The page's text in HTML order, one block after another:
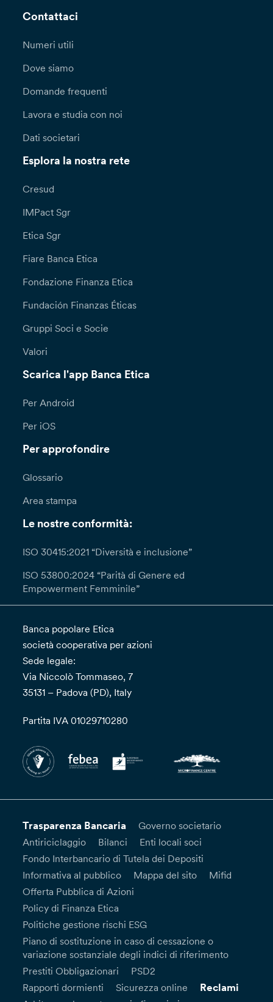
Contattaci
Numeri utili
Dove siamo
Domande frequenti
Lavora e studia con noi
Dati societari
Esplora la nostra rete
Cresud
IMPact Sgr
Etica Sgr
Fiare Banca Etica
Fondazione Finanza Etica
Fundación Finanzas Éticas
Gruppi Soci e Socie
Valori
Scarica l'app Banca Etica
Per Android
Per iOS
Per approfondire
Glossario
Area stampa
Le nostre conformità:
ISO 30415:2021 “Diversità e inclusione”
ISO 53800:2024 “Parità di Genere ed
Empowerment Femminile”
Banca popolare Etica
società cooperativa per azioni
Sede legale:
Via Niccolò Tommaseo, 7
35131 – Padova (PD), Italy
Partita IVA 01029710280
Trasparenza Bancaria
Governo societario
Antiriciclaggio
Bilanci
Enti locali soci
Fondo Interbancario di Tutela dei Depositi
Informativa al pubblico
Mappa del sito
Mifid
Offerta Pubblica di Azioni
Policy di Finanza Etica
Politiche gestione rischi ESG
Piano di sostituzione in caso di cessazione o
variazione sostanziale degli indici di riferimento
Prestiti Obbligazionari
PSD2
Rapporti dormienti
Sicurezza online Reclami